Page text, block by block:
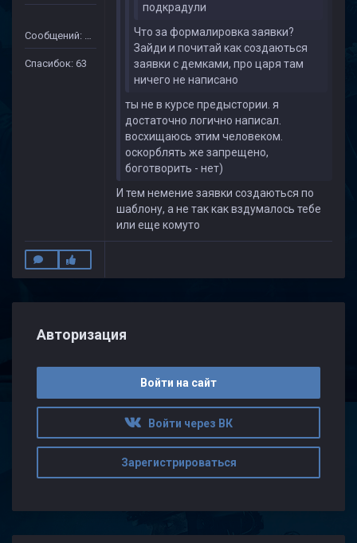
Сообщений: 357
Спасибок: 63
подкрадули
Что за формалировка заявки?
Зайди и почитай как создаються
заявки с демками, про царя там
ничего не написано
ты не в курсе предыстории. я
достаточно логично написал.
восхищаюсь этим человеком.
оскорблять же запрещено,
боготворить - нет)
И тем немение заявки создаються по
шаблону, а не так как вздумалось тебе
или еще комуто
Авторизация
Войти на сайт
Войти через ВК
Зарегистрироваться